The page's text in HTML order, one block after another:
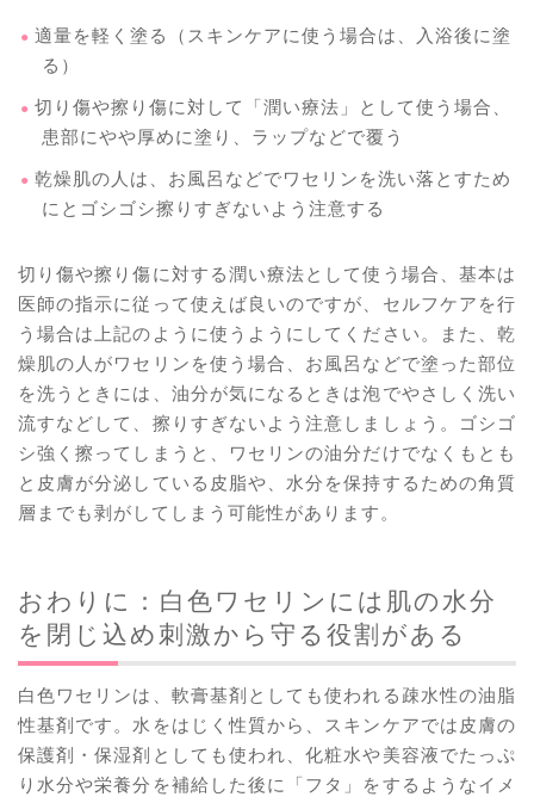
適量を軽く塗る（スキンケアに使う場合は、入浴後に塗
る）
切り傷や擦り傷に対して「潤い療法」として使う場合、
患部にやや厚めに塗り、ラップなどで覆う
乾燥肌の人は、お風呂などでワセリンを洗い落とすため
にとゴシゴシ擦りすぎないよう注意する
切り傷や擦り傷に対する潤い療法として使う場合、基本は
医師の指示に従って使えば良いのですが、セルフケアを行
う場合は上記のように使うようにしてください。また、乾
燥肌の人がワセリンを使う場合、お風呂などで塗った部位
を洗うときには、油分が気になるときは泡でやさしく洗い
流すなどして、擦りすぎないよう注意しましょう。ゴシゴ
シ強く擦ってしまうと、ワセリンの油分だけでなくもとも
と皮膚が分泌している皮脂や、水分を保持するための角質
層までも剥がしてしまう可能性があります。
おわりに：白色ワセリンには肌の水分
を閉じ込め刺激から守る役割がある
白色ワセリンは、軟膏基剤としても使われる疎水性の油脂
性基剤です。水をはじく性質から、スキンケアでは皮膚の
保護剤・保湿剤としても使われ、化粧水や美容液でたっぷ
り水分や栄養分を補給した後に「フタ」をするようなイメ